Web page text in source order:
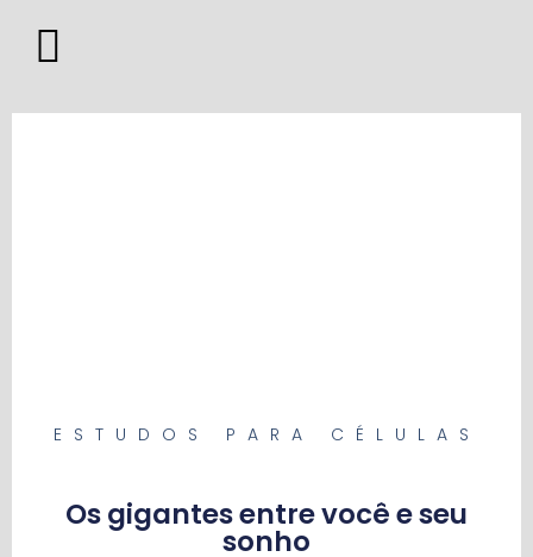
ESTUDOS PARA CÉLULAS
Os gigantes entre você e seu
sonho